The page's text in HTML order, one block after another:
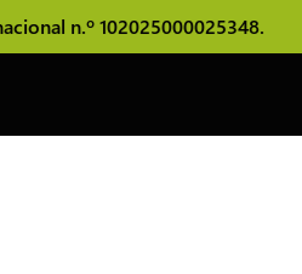
n.º 102025000025348.